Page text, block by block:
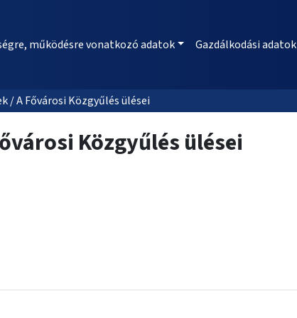
működésre vonatkozó adatok Gazdálkodási adatok
/ A Fővárosi Közgyűlés ülései
Közgyűlés ülései